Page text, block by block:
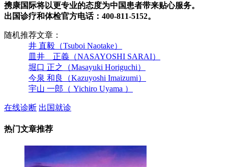
携康国际将以更专业的态度为中国患者带来贴心服务。
出国诊疗和体检官方电话：400-811-5152。
随机推荐文章：
井 直毅（Tsuboi Naotake）
皿井 正義（NASAYOSHI SARAI）
堀口 正之（Masayuki Horiguchi）
今泉 和良（Kazuyoshi Imaizumi）
宇山 一郎（ Yichiro Uyama ）
在线诊断 出国就诊
热门文章推荐